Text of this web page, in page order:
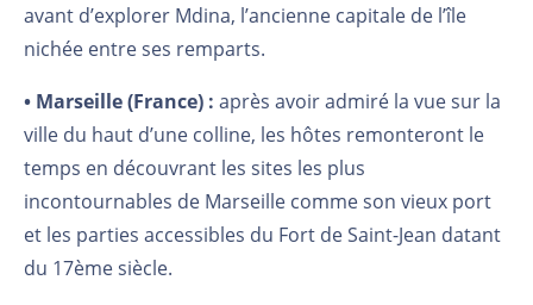
avant d’explorer Mdina, l’ancienne capitale de l’île
nichée entre ses remparts.
• Marseille (France) : après avoir admiré la vue sur la
ville du haut d’une colline, les hôtes remonteront le
temps en découvrant les sites les plus
incontournables de Marseille comme son vieux port
et les parties accessibles du Fort de Saint-Jean datant
du 17ème siècle.